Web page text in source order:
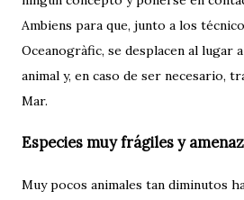
Ambiens para que, junto a los
Oceanogràfic, se desplacen al lugar
animal y, en caso de ser necesario,
Mar.
Especies muy frágiles y
Muy pocos animales tan diminutos